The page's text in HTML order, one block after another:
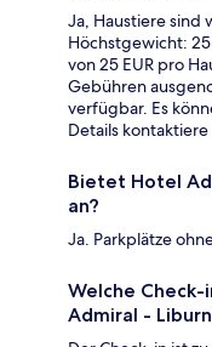
Ja, Haustiere sind
Höchstgewicht:
von 25 EUR pro
Gebühren
verfügbar. Es
Details
Bietet Hotel
an?
Ja. Parkplätze
Welche
Admiral -